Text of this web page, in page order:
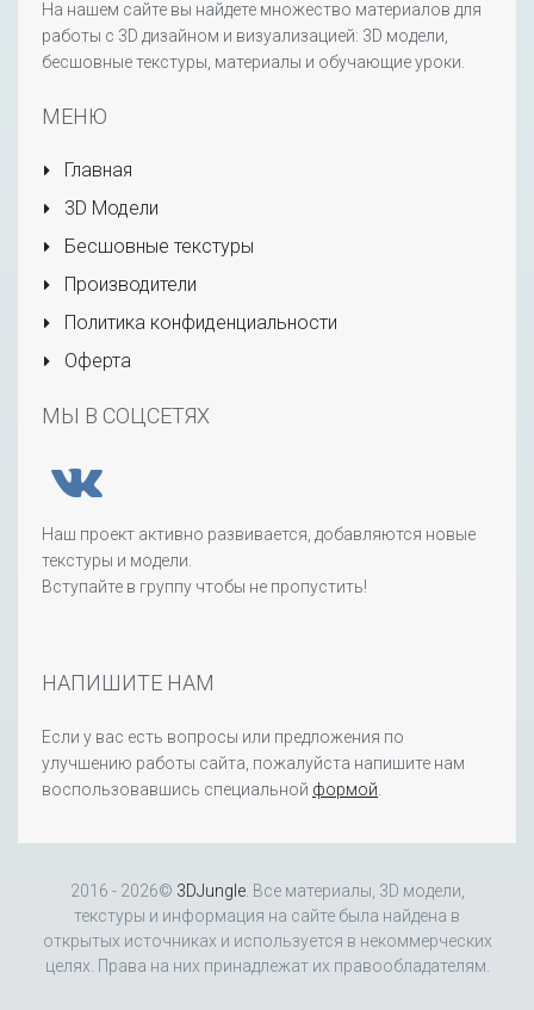
На нашем сайте вы найдете множество материалов для
работы с 3D дизайном и визуализацией: 3D модели,
бесшовные текстуры, материалы и обучающие уроки.
МЕНЮ
Главная
3D Модели
Бесшовные текстуры
Производители
Политика конфиденциальности
Оферта
МЫ В СОЦСЕТЯХ
Наш проект активно развивается, добавляются новые
текстуры и модели.
Вступайте в группу чтобы не пропустить!
НАПИШИТЕ НАМ
Если у вас есть вопросы или предложения по
улучшению работы сайта, пожалуйста напишите нам
воспользовавшись специальной формой
2016 - 2026© 3DJungle. Все материалы, 3D модели,
текстуры и информация на сайте была найдена в
открытых источниках и используется в некоммерческих
целях. Права на них принадлежат их правообладателям.